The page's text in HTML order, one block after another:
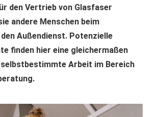
den Vertrieb von Glasfaser
andere Menschen beim
Außendienst. Potenzielle
finden hier eine gleichermaßen
Arbeit im Bereich